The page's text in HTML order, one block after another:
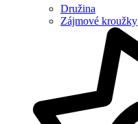
Družina
Zájmové kroužky